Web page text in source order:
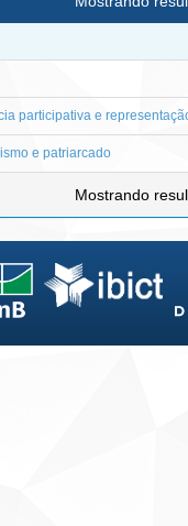
participativa e
e patriarcado
Mostrando